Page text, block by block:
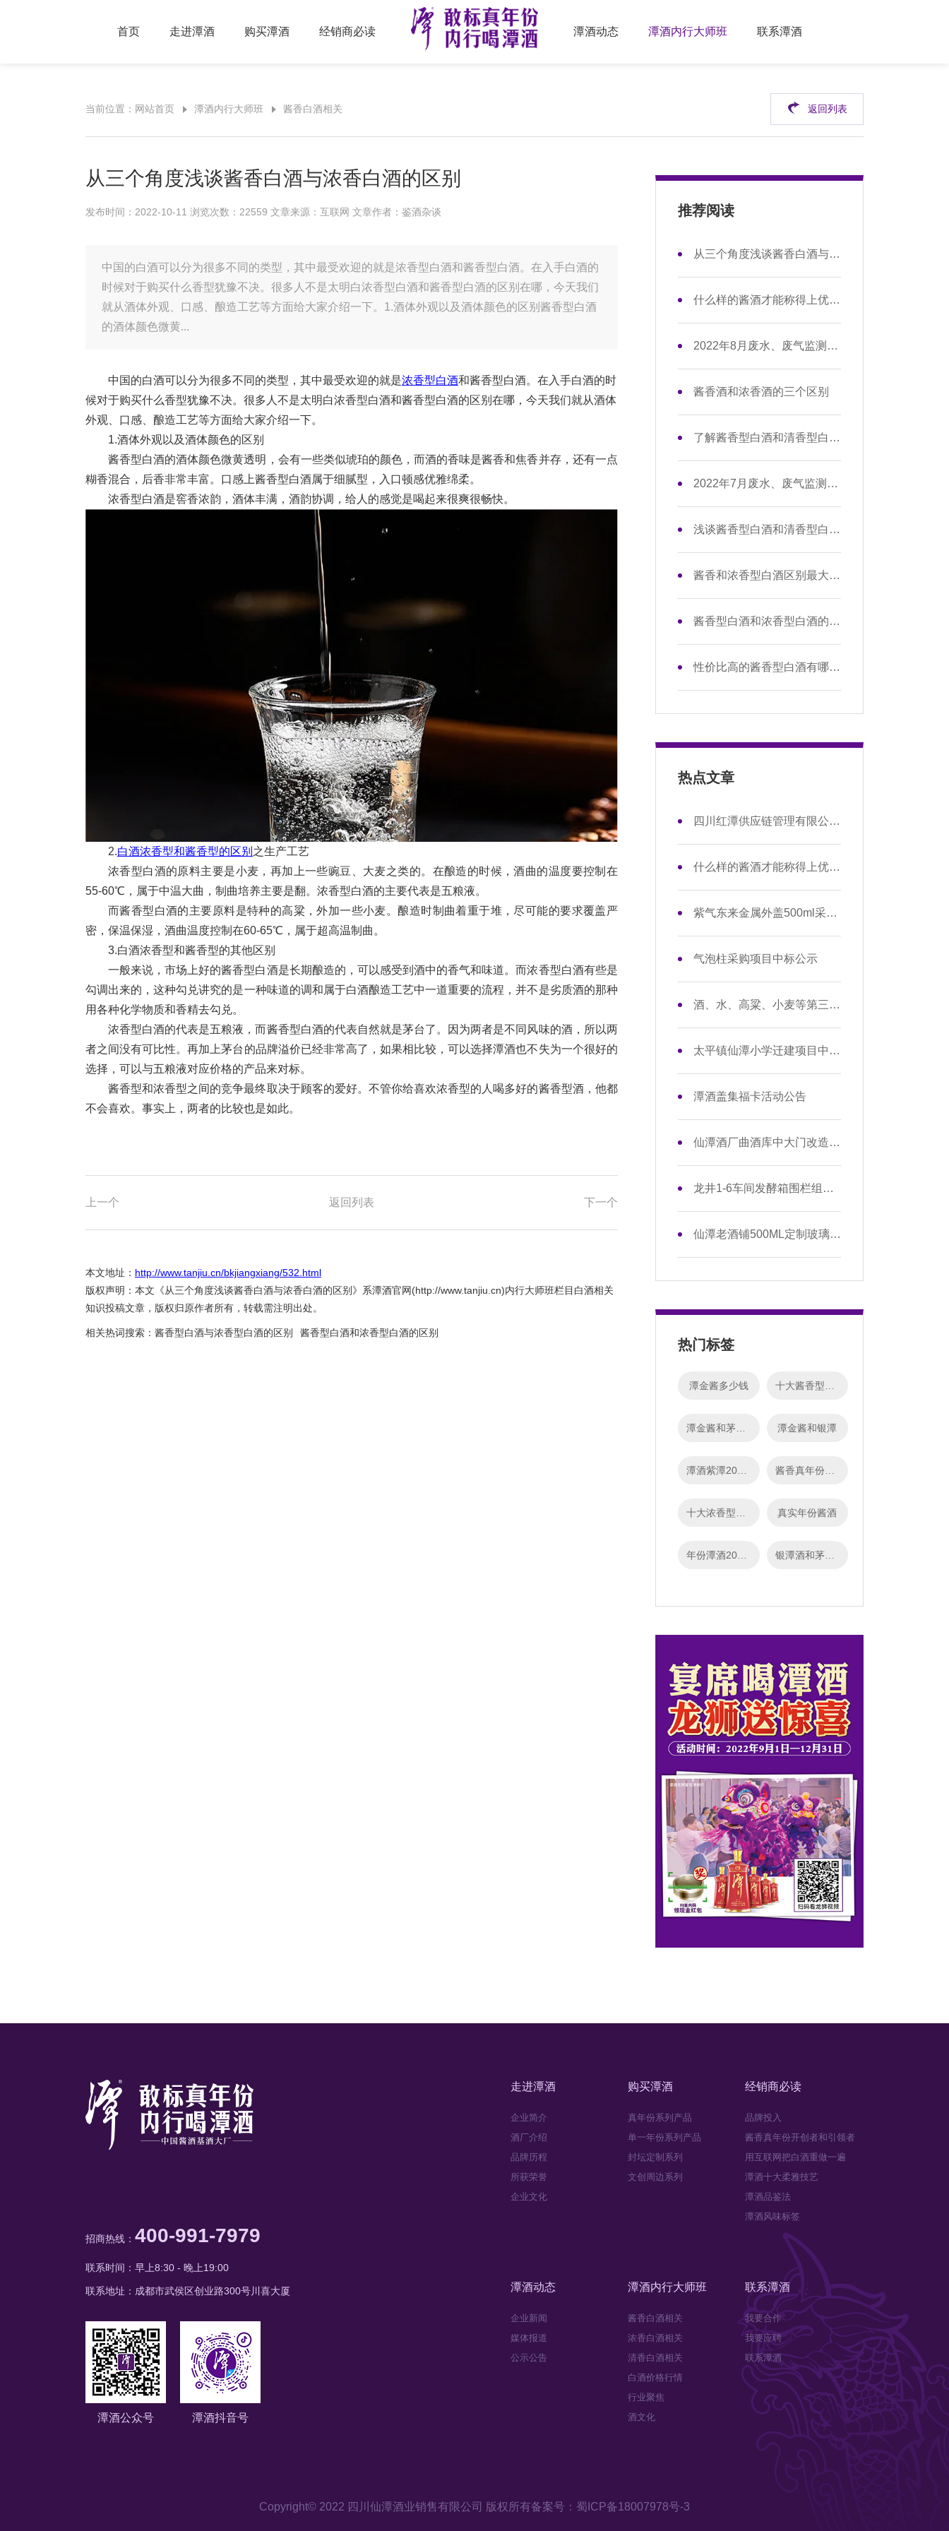
首页 走进潭酒 购买潭酒 经销商必读 潭酒动态 潭酒内行大师班 联系潭酒
当前位置： 网站首页 潭酒内行大师班 酱香白酒相关 返回列表
从三个角度浅谈酱香白酒与浓香白酒的区别
发布时间：2022-10-11 浏览次数：22559 文章来源：互联网 文章作者：鉴酒杂谈
中国的白酒可以分为很多不同的类型，其中最受欢迎的就是浓香型白酒和酱香型白酒。在入手白酒的
时候对于购买什么香型犹豫不决。很多人不是太明白浓香型白酒和酱香型白酒的区别在哪，今天我们
就从酒体外观、口感、酿造工艺等方面给大家介绍一下。1.酒体外观以及酒体颜色的区别酱香型白酒
的酒体颜色微黄...
中国的白酒可以分为很多不同的类型，其中最受欢迎的就是浓香型白酒和酱香型白酒。在入手白酒的时
候对于购买什么香型犹豫不决。很多人不是太明白浓香型白酒和酱香型白酒的区别在哪，今天我们就从酒体
外观、口感、酿造工艺等方面给大家介绍一下。
1.酒体外观以及酒体颜色的区别
酱香型白酒的酒体颜色微黄透明，会有一些类似琥珀的颜色，而酒的香味是酱香和焦香并存，还有一点
糊香混合，后香非常丰富。口感上酱香型白酒属于细腻型，入口顿感优雅绵柔。
浓香型白酒是窖香浓韵，酒体丰满，酒韵协调，给人的感觉是喝起来很爽很畅快。
2.白酒浓香型和酱香型的区别 之生产工艺
浓香型白酒的原料主要是小麦，再加上一些豌豆、大麦之类的。在酿造的时候，酒曲的温度要控制在
55-60℃，属于中温大曲，制曲培养主要是翻。浓香型白酒的主要代表是五粮液。
而酱香型白酒的主要原料是特种的高粱，外加一些小麦。酿造时制曲着重于堆，尽可能的要求覆盖严
密，保温保湿，酒曲温度控制在60-65℃，属于超高温制曲。
3.白酒浓香型和酱香型的其他区别
一般来说，市场上好的酱香型白酒是长期酿造的，可以感受到酒中的香气和味道。而浓香型白酒有些是
勾调出来的，这种勾兑讲究的是一种味道的调和属于白酒酿造工艺中一道重要的流程，并不是劣质酒的那种
用各种化学物质和香精去勾兑。
浓香型白酒的代表是五粮液，而酱香型白酒的代表自然就是茅台了。因为两者是不同风味的酒，所以两
者之间没有可比性。再加上茅台的品牌溢价已经非常高了，如果相比较，可以选择潭酒也不失为一个很好的
选择，可以与五粮液对应价格的产品来对标。
酱香型和浓香型之间的竞争最终取决于顾客的爱好。不管你给喜欢浓香型的人喝多好的酱香型酒，他都
不会喜欢。事实上，两者的比较也是如此。
上一个 返回列表 下一个
本文地址： http://www.tanjiu.cn/bkjiangxiang/532.html
版权声明：本文《从三个角度浅谈酱香白酒与浓香白酒的区别》系潭酒官网(http://www.tanjiu.cn)内行大师班栏目白酒相关
知识投稿文章，版权归原作者所有，转载需注明出处。
相关热词搜索： 酱香型白酒与浓香型白酒的区别 酱香型白酒和浓香型白酒的区别
推荐阅读
从三个角度浅谈酱香白酒与浓香白酒的区别
什么样的酱酒才能称得上优质酱酒？
2022年8月废水、废气监测数据信息公开
酱香酒和浓香酒的三个区别
了解酱香型白酒和清香型白酒的区别
2022年7月废水、废气监测数据信息公开
浅谈酱香型白酒和清香型白酒的区别
酱香和浓香型白酒区别最大的点在哪里？
酱香型白酒和浓香型白酒的区别在哪？
性价比高的酱香型白酒有哪些？
热点文章
四川红潭供应链管理有限公司零担运输项目中标公示
什么样的酱酒才能称得上优质酱酒？
紫气东来金属外盖500ml采购项目招标公告
气泡柱采购项目中标公示
酒、水、高粱、小麦等第三方检测项目招标公告
太平镇仙潭小学迁建项目中标公示
潭酒盖集福卡活动公告
仙潭酒厂曲酒库中大门改造工程项目招标公告
龙井1-6车间发酵箱围栏组型材板材采购项目中标公示
仙潭老酒铺500ML定制玻璃酒瓶采购项目招标公告
热门标签
潭金酱多少钱
潭金酱和银潭
酱香真年份酒怎么样
真实年份酱酒
银潭酒和茅台迎宾哪个好
招商热线： 400-991-7979
联系时间：早上8:30 - 晚上19:00
联系地址：成都市武侯区创业路300号川喜大厦
潭酒公众号 潭酒抖音号
走进潭酒
企业简介
酒厂介绍
品牌历程
所获荣誉
企业文化
购买潭酒
真年份系列产品
单一年份系列产品
封坛定制系列
文创周边系列
经销商必读
品牌投入
酱香真年份开创者和引领者
用互联网把白酒重做一遍
潭酒十大柔雅技艺
潭酒品鉴法
潭酒风味标签
潭酒动态
企业新闻
媒体报道
公示公告
潭酒内行大师班
酱香白酒相关
浓香白酒相关
清香白酒相关
白酒价格行情
行业聚焦
酒文化
联系潭酒
我要合作
我要应聘
联系潭酒
Copyright© 2022 四川仙潭酒业销售有限公司 版权所有备案号：蜀ICP备18007978号-3